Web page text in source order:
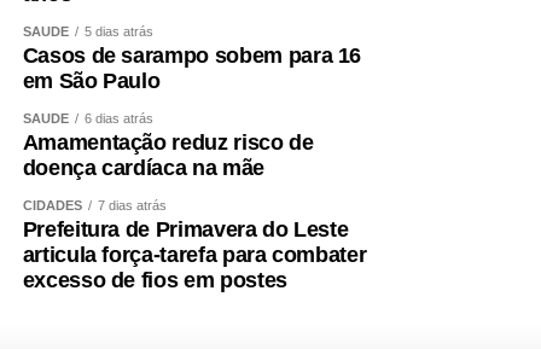
SAÚDE 5 dias atrás
Casos de sarampo sobem para 16
em São Paulo
SAÚDE 6 dias atrás
Amamentação reduz risco de
doença cardíaca na mãe
CIDADES 7 dias atrás
Prefeitura de Primavera do Leste
articula força-tarefa para combater
excesso de fios em postes